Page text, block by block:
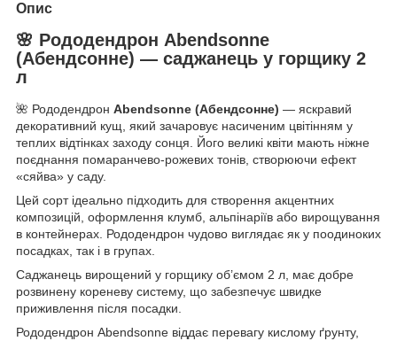
Опис
🌸 Рододендрон Abendsonne
(Абендсонне) — саджанець у горщику 2
л
🌺 Рододендрон Abendsonne (Абендсонне) — яскравий
декоративний кущ, який зачаровує насиченим цвітінням у
теплих відтінках заходу сонця. Його великі квіти мають ніжне
поєднання помаранчево-рожевих тонів, створюючи ефект
«сяйва» у саду.
Цей сорт ідеально підходить для створення акцентних
композицій, оформлення клумб, альпінаріїв або вирощування
в контейнерах. Рододендрон чудово виглядає як у поодиноких
посадках, так і в групах.
Саджанець вирощений у горщику об’ємом 2 л, має добре
розвинену кореневу систему, що забезпечує швидке
приживлення після посадки.
Рододендрон Abendsonne віддає перевагу кислому ґрунту,